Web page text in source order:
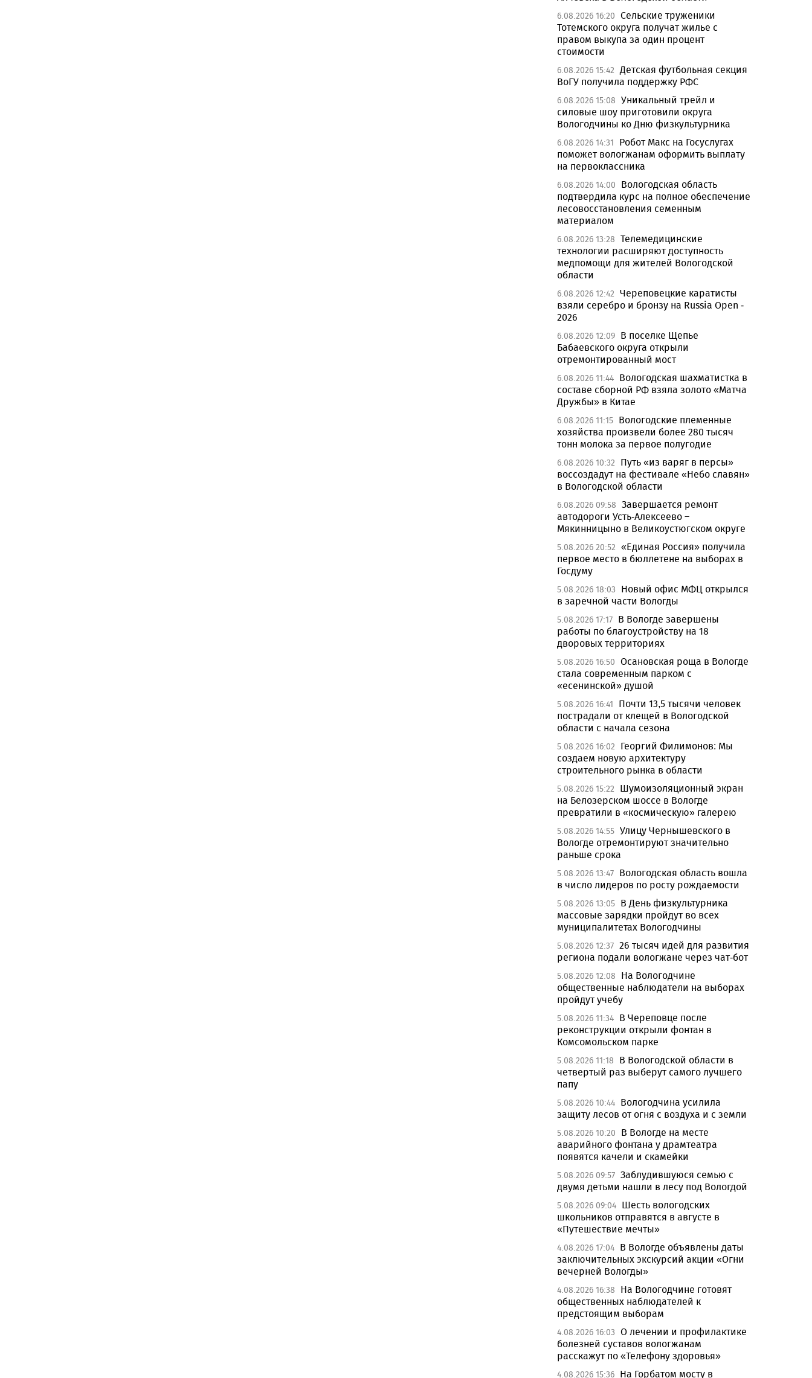
6.08.2026 16:20 Сельские труженики
Тотемского округа получат жилье с
правом выкупа за один процент
стоимости
6.08.2026 15:42 Детская футбольная секция
ВоГУ получила поддержку РФС
6.08.2026 15:08 Уникальный трейл и
силовые шоу приготовили округа
Вологодчины ко Дню физкультурника
6.08.2026 14:31
Робот Макс на Госуслугах
поможет вологжанам оформить выплату
на первоклассника
6.08.2026 14:00
Вологодская область
подтвердила курс на полное обеспечение
лесовосстановления семенным
материалом
6.08.2026 13:28 Телемедицинские
технологии расширяют доступность
медпомощи для жителей Вологодской
области
6.08.2026 12:42 Череповецкие каратисты
взяли серебро и бронзу на Russia Open -
2026
6.08.2026 12:09 В поселке Щепье
Бабаевского округа открыли
отремонтированный мост
6.08.2026 11:44 Вологодская шахматистка в
составе сборной РФ взяла золото «Матча
Дружбы» в Китае
6.08.2026 11:15 Вологодские племенные
хозяйства произвели более 280 тысяч
тонн молока за первое полугодие
6.08.2026 10:32
Путь «из варяг в персы»
воссоздадут на фестивале «Небо славян»
в Вологодской области
6.08.2026 09:58 Завершается ремонт
автодороги Усть-Алексеево –
Мякинницыно в Великоустюгском округе
5.08.2026 20:52 «Единая Россия» получила
первое место в бюллетене на выборах в
Госдуму
5.08.2026 18:03
Новый офис МФЦ открылся
в заречной части Вологды
5.08.2026 17:17 В Вологде завершены
работы по благоустройству на 18
дворовых территориях
5.08.2026 16:50 Осановская роща в Вологде
стала современным парком с
«есенинской» душой
5.08.2026 16:41
Почти 13,5 тысячи человек
пострадали от клещей в Вологодской
области с начала сезона
5.08.2026 16:02
Георгий Филимонов: Мы
создаем новую архитектуру
строительного рынка в области
5.08.2026 15:22
Шумоизоляционный экран
на Белозерском шоссе в Вологде
превратили в «космическую» галерею
5.08.2026 14:55 Улицу Чернышевского в
Вологде отремонтируют значительно
раньше срока
5.08.2026 13:47 Вологодская область вошла
в число лидеров по росту рождаемости
5.08.2026 13:05 В День физкультурника
массовые зарядки пройдут во всех
муниципалитетах Вологодчины
5.08.2026 12:37 26 тысяч идей для развития
региона подали вологжане через чат-бот
5.08.2026 12:08
На Вологодчине
общественные наблюдатели на выборах
пройдут учебу
5.08.2026 11:34 В Череповце после
реконструкции открыли фонтан в
Комсомольском парке
5.08.2026 11:18
В Вологодской области в
четвертый раз выберут самого лучшего
папу
5.08.2026 10:44 Вологодчина усилила
защиту лесов от огня с воздуха и с земли
5.08.2026 10:20
В Вологде на месте
аварийного фонтана у драмтеатра
появятся качели и скамейки
5.08.2026 09:57 Заблудившуюся семью с
двумя детьми нашли в лесу под Вологдой
5.08.2026 09:04 Шесть вологодских
школьников отправятся в августе в
«Путешествие мечты»
4.08.2026 17:04 В Вологде объявлены даты
заключительных экскурсий акции «Огни
вечерней Вологды»
4.08.2026 16:38
На Вологодчине готовят
общественных наблюдателей к
предстоящим выборам
4.08.2026 16:03 О лечении и профилактике
болезней суставов вологжанам
расскажут по «Телефону здоровья»
4.08.2026 15:36 На Горбатом мосту в